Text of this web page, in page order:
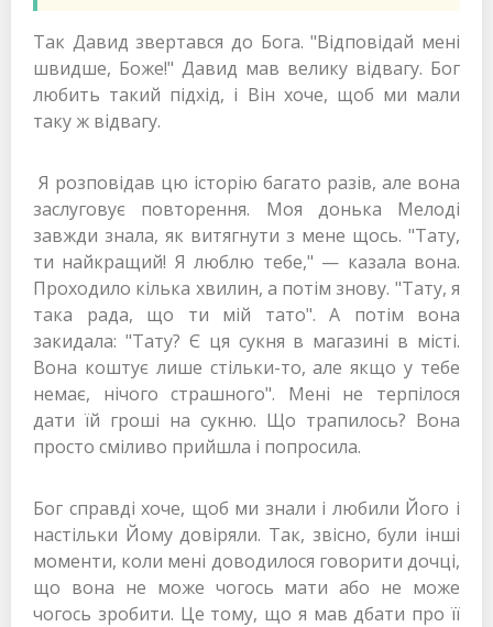
Так Давид звертався до Бога. "Відповідай мені
швидше, Боже!" Давид мав велику відвагу. Бог
любить такий підхід, і Він хоче, щоб ми мали
таку ж відвагу.
Я розповідав цю історію багато разів, але вона
заслуговує повторення. Моя донька Мелоді
завжди знала, як витягнути з мене щось. "Тату,
ти найкращий! Я люблю тебе," — казала вона.
Проходило кілька хвилин, а потім знову. "Тату, я
така рада, що ти мій тато". А потім вона
закидала: "Тату? Є ця сукня в магазині в місті.
Вона коштує лише стільки-то, але якщо у тебе
немає, нічого страшного". Мені не терпілося
дати їй гроші на сукню. Що трапилось? Вона
просто сміливо прийшла і попросила.
Бог справді хоче, щоб ми знали і любили Його і
настільки Йому довіряли. Так, звісно, були інші
моменти, коли мені доводилося говорити дочці,
що вона не може чогось мати або не може
чогось зробити. Це тому, що я мав дбати про її